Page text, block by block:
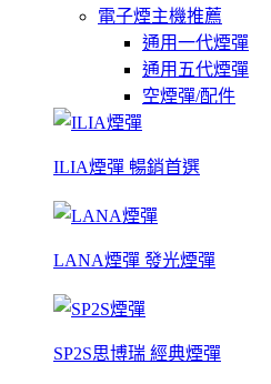
電子煙主機推薦
通用一代煙彈
通用五代煙彈
空煙彈/配件
ILIA煙彈 暢銷首選
LANA煙彈 發光煙彈
SP2S思博瑞 經典煙彈